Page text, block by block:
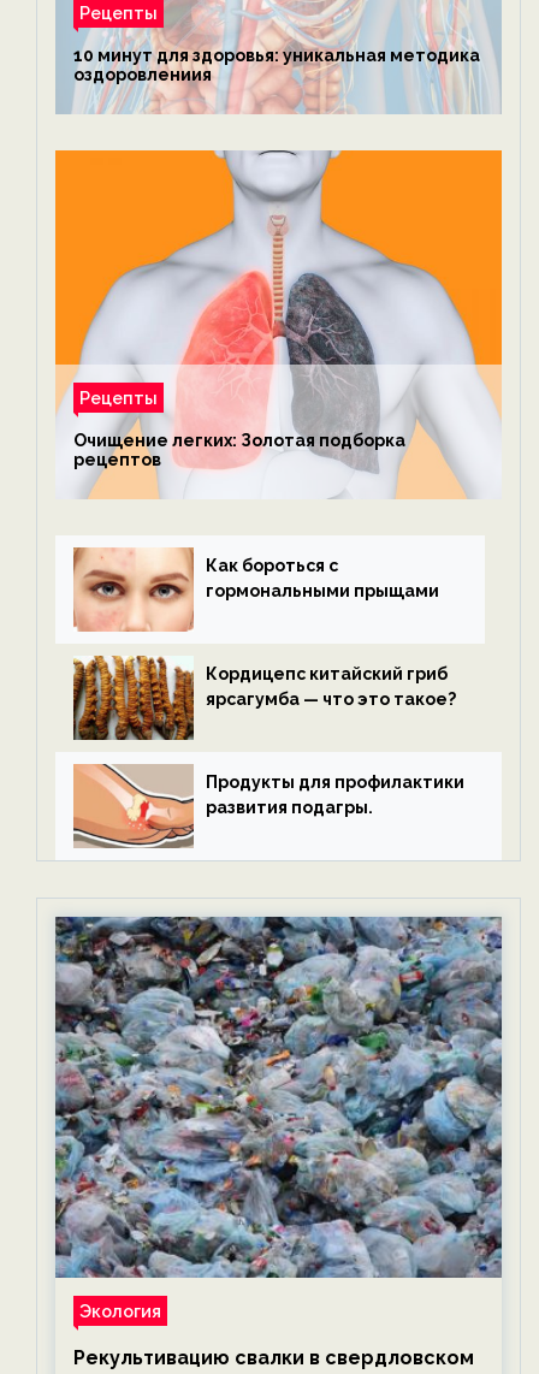
Рецепты
10 минут для здоровья: уникальная методика
оздоровлениия
Рецепты
Очищение легких: Золотая подборка
рецептов
Как бороться с
гормональными прыщами
Кордицепс китайский гриб
ярсагумба — что это такое?
Продукты для профилактики
развития подагры.
Экология
Рекультивацию свалки в свердловском